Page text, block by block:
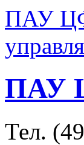
ПАУ
ПАУ
Тел.